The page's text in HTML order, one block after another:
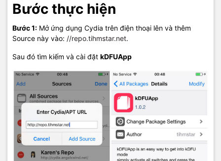
Bước thực hiện
Bước 1: Mở ứng dụng Cydia trên điện thoại lên và thêm
Source này vào: //repo.tihmstar.net.
Sau đó tìm kiếm và cài đặt kDFUApp